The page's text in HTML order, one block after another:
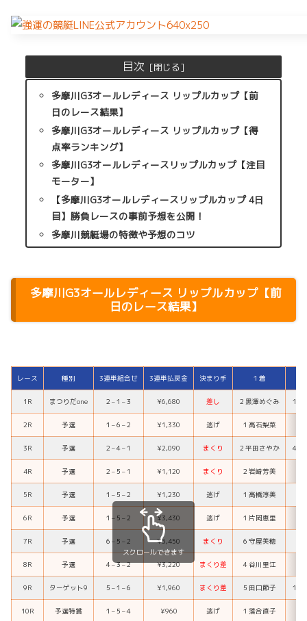
目次
多摩川G3オールレディース リップルカップ【前
日のレース結果】
多摩川G3オールレディース リップルカップ【得
点率ランキング】
多摩川G3オールレディースリップルカップ【注目
モーター】
【多摩川G3オールレディースリップルカップ 4日
目】勝負レースの事前予想を公開！
多摩川競艇場の特徴や予想のコツ
多摩川G3オールレディース リップルカップ 【前
日のレース結果】
レース 種別 3連単組合せ 3連単払戻金 決まり手 １着
1R まつりだone ２ –１ –３ ¥6,680 差し ２ 黒澤めぐみ １
2R 予選 １ –６ –２ ¥1,330 逃げ １ 高石梨菜
3R 予選 ２ –４ –１ ¥2,090 まくり ２ 平田さやか ４
4R 予選 ２ – ５ –１ ¥1,120 まくり ２ 岩崎芳美
5R 予選 １ – ５ –２ ¥1,230 逃げ １ 高橋淳美
6R 予選 １ – ５ –２ ¥3,430 逃げ １ 片岡恵里
7R 予選 ６ – ５ – ２ ¥5,450 まくり ６ 守屋美穂
8R 予選 ４–３–２ ¥3,220 まくり差 ４ 谷川里江
9R ターゲット9 ５ –１ –６ ¥1,960 まくり差 ５ 田口節子 １
10R 予選特賞 １ – ５ –４ ¥960 逃げ １ 落合直子
スクロールできます